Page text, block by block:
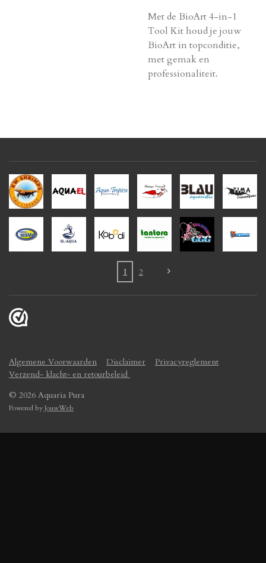
Met de BioArt 4-in-1
Tool Kit houd je jouw
BioArt in topconditie,
met gemak en
professionaliteit.
1 2
Algemene Voorwaarden Disclaimer
Privacyreglement
Verzend- klacht- en retourbeleid
© 2026 Aquaria Pura
Powered byJouwWeb